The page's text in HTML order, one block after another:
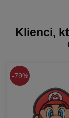
Klienci,
79%